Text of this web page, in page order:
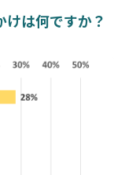
は何ですか？